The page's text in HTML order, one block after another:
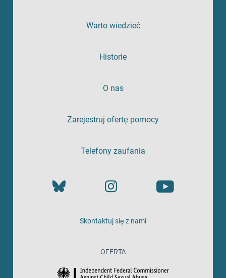
Warto wiedzieć
Historie
O nas
Zarejestruj ofertę pomocy
Telefony zaufania
Skontaktuj się z nami
OFERTA